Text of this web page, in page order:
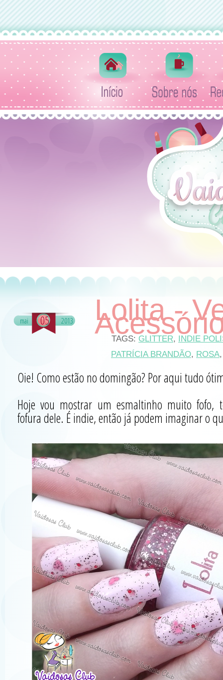
mai 05 2013 Lolita -
TAGS: GLITTER, INDIE
PATRÍCIA BRANDÃO, ROSA
Oie! Como estão no domingão? Por aqui tudo
Hoje vou mostrar um esmaltinho muito fofo,
fofura dele. É indie, então já podem imaginar o